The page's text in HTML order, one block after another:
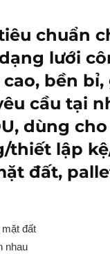
chuẩn
lưới
bền
cầu tại
dùng
thiết lập
đất,
đất
nhau